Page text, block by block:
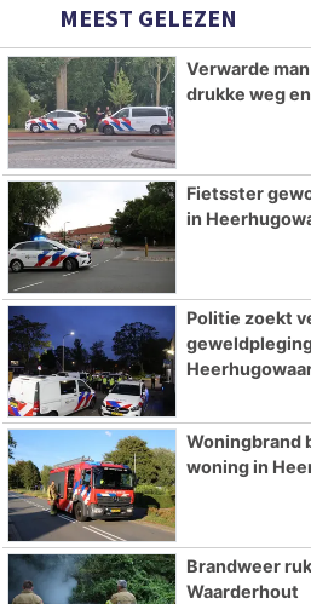
MEEST GELEZEN
Verwarde
drukke weg
Fietsster
in
Politie zoekt
Woningbrand
woning in
Brandweer
Waarderhout